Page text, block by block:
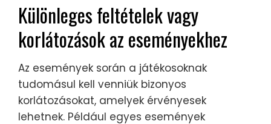
Különleges feltételek vagy
korlátozások az eseményekhez
Az események során a játékosoknak
tudomásul kell venniük bizonyos
korlátozásokat, amelyek érvényesek
lehetnek. Például egyes események